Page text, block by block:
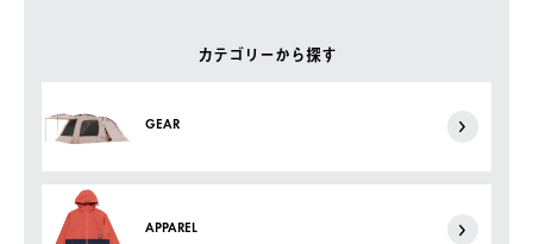
カテゴリーから探す
GEAR
APPAREL